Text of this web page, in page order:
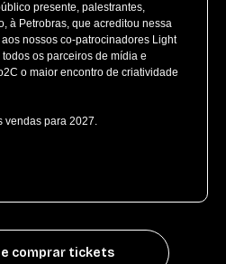
presente, palestrantes,
à Petrobras, que acreditou nessa
nossos co-patrocinadores Light
os parceiros de mídia e
o maior encontro de criatividade
vendas para 2027.
comprar tickets